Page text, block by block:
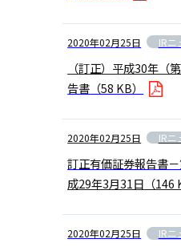
2020年02月25日 IRニ
（訂正）平成30年（
告書 （58 KB）
2020年02月25日 IRニ
訂正有価証券報告書
成29年3月31日 （146
2020年02月25日 IRニ